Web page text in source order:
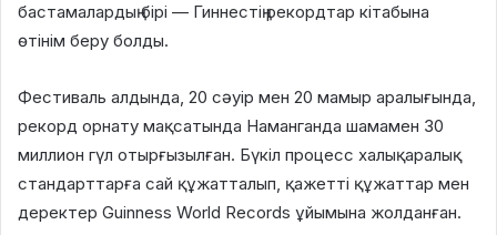
бастамалардың бірі — Гиннестің рекордтар кітабына
өтінім беру болды.
Фестиваль алдында, 20 сәуір мен 20 мамыр аралығында,
рекорд орнату мақсатында Наманганда шамамен 30
миллион гүл отырғызылған. Бүкіл процесс халықаралық
стандарттарға сай құжатталып, қажетті құжаттар мен
деректер Guinness World Records ұйымына жолданған.